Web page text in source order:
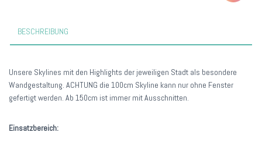
BESCHREIBUNG
Unsere Skylines mit den Highlights der jeweiligen Stadt als besondere
Wandgestaltung. ACHTUNG die 100cm Skyline kann nur ohne Fenster
gefertigt werden. Ab 150cm ist immer mit Ausschnitten.
Einsatzbereich: